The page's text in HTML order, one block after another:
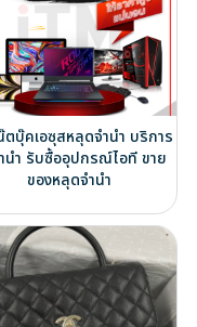
ตบุ๊คเอซุสหลุดจำนำ บริการ
นำ รับซื้ออุปกรณ์ไอที ขาย
ของหลุดจำนำ